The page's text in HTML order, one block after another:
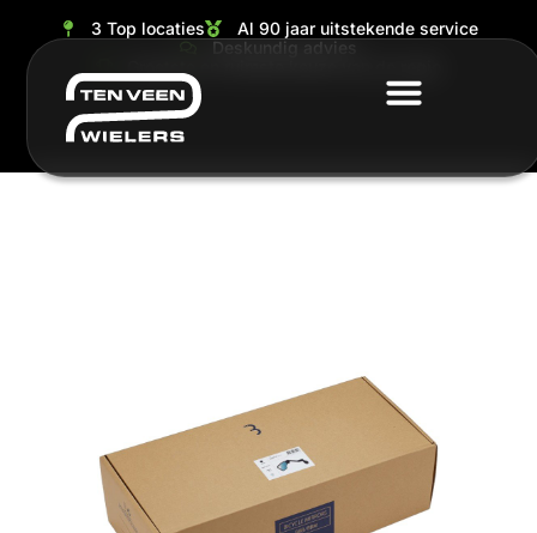
3 Top locaties
Al 90 jaar uitstekende service
Deskundig advies